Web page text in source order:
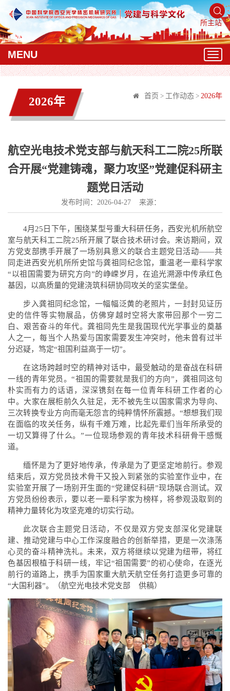
所主站
MENU
T
o
g
v
g
o
n
2026年 首页 > 工作动态 > 2026年
航空光电技术党支部与航天科工二院25所联
合开展“党建铸魂，聚力攻坚”党建促科研主
题党日活动
发布时间：2026-04-27 来源：
4月25日下午，围绕某型号重大科研任务，西安光机所航空
室与航天科工二院25所开展了联合技术研讨会。来访期间，双
方党支部携手开展了一场别具意义的联合主题党日活动——共
同走进西安光机所所史馆与龚祖同纪念馆，重温老一辈科学家
“以祖国需要为研究方向”的峥嵘岁月，在追光溯源中传承红色
基因，以高质量的党建浇筑科研协同攻关的坚实堡垒。
步入龚祖同纪念馆，一幅幅泛黄的老照片，一封封见证历
史的信件等实物展品，仿佛穿越时空将大家带回那个一穷二
白、艰苦奋斗的年代。龚祖同先生是我国现代光学事业的奠基
人之一，每当个人热爱与国家需要发生冲突时，他未曾有过半
分迟疑，笃定“祖国利益高于一切”。
在这场跨越时空的精神对话中，最受触动的是奋战在科研
一线的青年党员。“祖国的需要就是我们的方向”，龚祖同这句
朴实而有力的话语，深深镌刻在每一位青年科研工作者的心
中。大家在展柜前久久驻足，无不被先生以国家需求为导向、
三次转换专业方向而毫无怨言的纯粹情怀所震撼。“想想我们现
在面临的攻关任务，纵有千难万难，比起先辈们当年所承受的
一切又算得了什么。”一位现场参观的青年技术科研骨干感慨
道。
缅怀是为了更好地传承，传承是为了更坚定地前行。参观
结束后，双方党员技术骨干又投入到紧张的实验室作业中，在
实验室开展了一场别开生面的“党建促科研”现场联合测试。双
方党员纷纷表示，要以老一辈科学家为榜样，将参观汲取到的
精神力量转化为攻坚克难的切实行动。
此次联合主题党日活动，不仅是双方党支部深化党建联
建、推动党建与中心工作深度融合的创新举措，更是一次涤荡
心灵的奋斗精神洗礼。未来，双方将继续以党建为纽带，将红
色基因根植于科研一线，牢记“祖国需要”的初心使命，在逐光
前行的道路上，携手为国家重大航天航空任务打造更多可靠的
“大国利器”。
（航空光电技术党支部 供稿）